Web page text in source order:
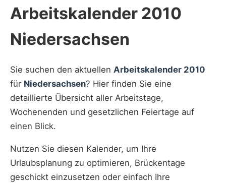
Arbeitskalender 2010
Niedersachsen
Sie suchen den aktuellen Arbeitskalender 2010
für Niedersachsen? Hier finden Sie eine
detaillierte Übersicht aller Arbeitstage,
Wochenenden und gesetzlichen Feiertage auf
einen Blick.
Nutzen Sie diesen Kalender, um Ihre
Urlaubsplanung zu optimieren, Brückentage
geschickt einzusetzen oder einfach Ihre